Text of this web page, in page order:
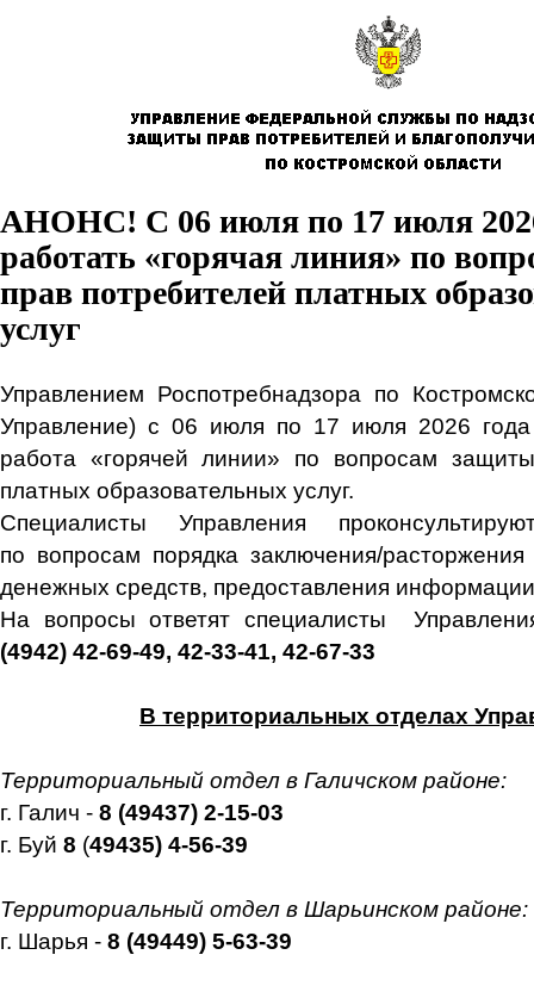
АНОНС! С 06 июля по 17 июля 2026
работать «горячая линия» по
прав потребителей платных
услуг
Управлением Роспотребнадзора по
Управление) с 06 июля по 17 июля 2026 года
работа «горячей линии» по вопросам
платных образовательных услуг.
Специалисты Управления
по вопросам порядка заключения/расторжения
денежных средств, предоставления
На вопросы ответят специалисты
(4942) 42-69-49, 42-33-41, 42-67-33
В территориальных отделах
Территориальный отдел в Галичском районе:
г. Галич - 8 (49437) 2-15-03
г. Буй 8 (49435) 4-56-39
Территориальный отдел в Шарьинском районе:
г. Шарья - 8 (49449) 5-63-39